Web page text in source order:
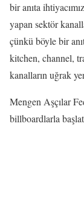
bir anıta
yapan sektör
çünkü böyle bir
kitchen, channel,
kanalların uğrak
Mengen Aşçılar
billboardlarla